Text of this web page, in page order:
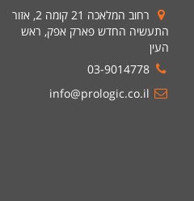
רחוב המלאכה 21 קומה 2, אזור
התעשיה החדש פארק אפק, ראש
העין
03-9014778
info@prologic.co.il